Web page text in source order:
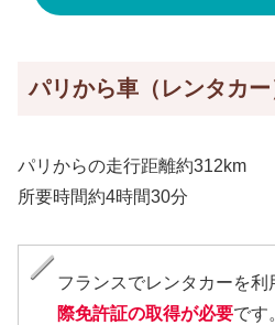
パリから車（レンタカ
パリからの走行距離約312km
所要時間約4時間30分
フランスでレンタカーを利
際免許証の取得が必要です